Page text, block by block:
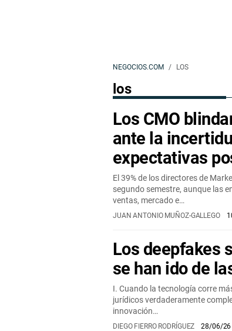
NEGOCIOS.COM LOS
los
Los CMO
ante la
expectativas
El 39% de los directores de
segundo semestre, aunque las
ventas, mercado e…
JUAN ANTONIO MUÑOZ-GALLEGO
Los deepfakes
se han ido de
I. Cuando la tecnología corre
jurídicos verdaderamente
innovación…
DIEGO FIERRO RODRÍGUEZ 28/06/26